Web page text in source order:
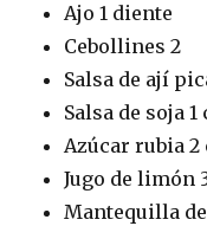
Ajo 1 diente
Cebollines 2
Salsa de ají
Salsa de soja
Azúcar rubia 2
Jugo de limón
Mantequilla